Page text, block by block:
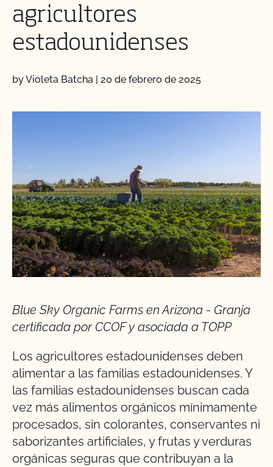
agricultores
estadounidenses
by Violeta Batcha | 20 de febrero de 2025
Blue Sky Organic Farms en Arizona - Granja
certificada por CCOF y asociada a TOPP
Los agricultores estadounidenses deben
alimentar a las familias estadounidenses. Y
las familias estadounidenses buscan cada
vez más alimentos orgánicos mínimamente
procesados, sin colorantes, conservantes ni
saborizantes artificiales, y frutas y verduras
orgánicas seguras que contribuyan a la